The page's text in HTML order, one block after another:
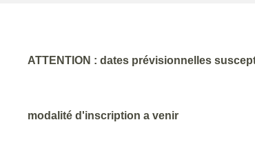
ATTENTION : dates prévisionnelles
modalité d'inscription a venir